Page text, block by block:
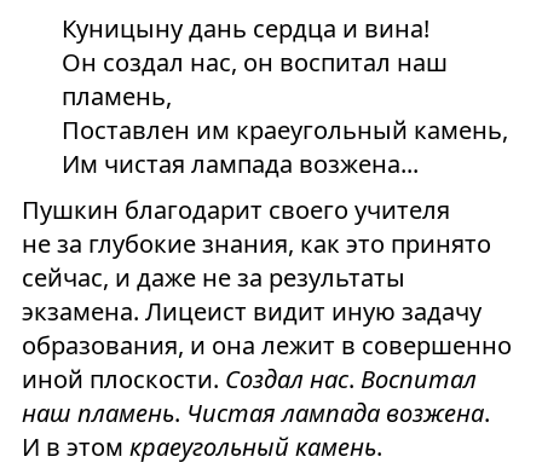
Куницыну дань сердца и вина!
Он создал нас, он воспитал наш
пламень,
Поставлен им краеугольный камень,
Им чистая лампада возжена...
Пушкин благодарит своего учителя
не за глубокие знания, как это принято
сейчас, и даже не за результаты
экзамена. Лицеист видит иную задачу
образования, и она лежит в совершенно
иной плоскости. Создал нас. Воспитал
наш пламень. Чистая лампада возжена.
И в этом краеугольный камень.